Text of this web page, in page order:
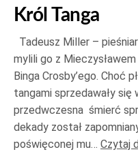
Król Tanga
Tadeusz Miller –
mylili go z
Binga Crosby’ego. Choć
tangami sprzedawały
przedwczesna śmierć
dekady został
poświęconej mu… Czytaj